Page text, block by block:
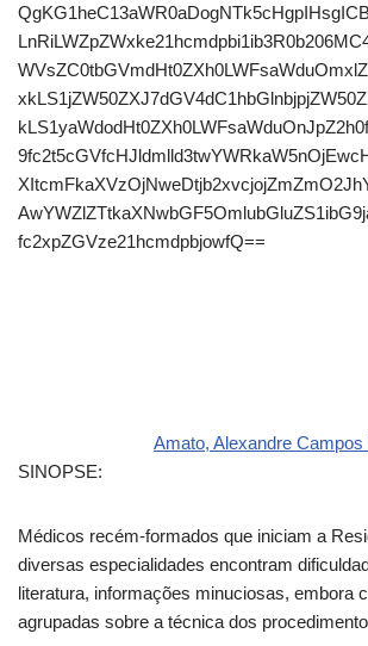
fc2xpZGVze21hcmdpbjowfQ==
Amato, Alexandre Campos
SINOPSE:
Médicos recém-formados que iniciam a
diversas especialidades encontram
literatura, informações minuciosas, embora
agrupadas sobre a técnica dos